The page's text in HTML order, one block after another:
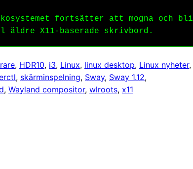
fortsätter att mogna och bli
X11-baserade skrivbord.
, HDR10, i3, Linux, linux desktop, Linux nyheter
, skärminspelning, Sway, Sway 1.12
, Wayland compositor, wlroots, x11